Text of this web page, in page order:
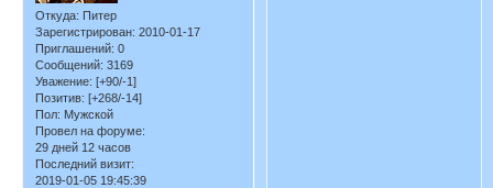
Откуда: Питер
Зарегистрирован: 2010-01-17
Приглашений: 0
Сообщений: 3169
Уважение: [+90/-1]
Позитив: [+268/-14]
Пол: Мужской
Провел на форуме:
29 дней 12 часов
Последний визит:
2019-01-05 19:45:39